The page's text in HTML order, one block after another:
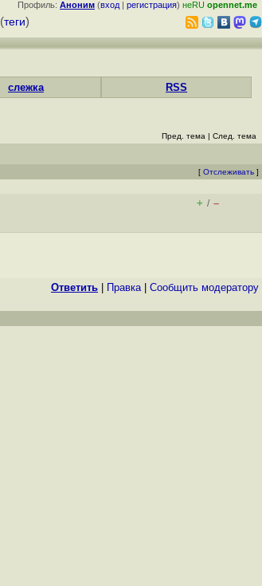
Профиль: Аноним (вход | регистрация) неRU opennet.me
(теги)
слежка RSS
Пред. тема | След. тема
[ Отслеживать ]
+ / –
Ответить Правка| Cообщить модератору